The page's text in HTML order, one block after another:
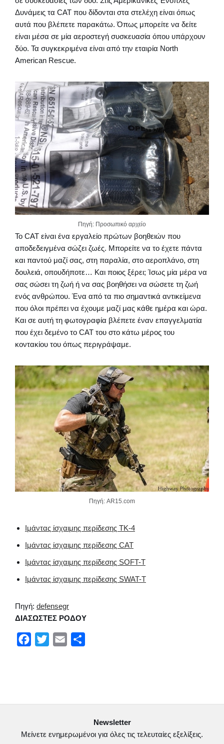
Δυνάμεις τα CAT που δίδονται στα στελέχη είναι όπως
αυτά που βλέπετε παρακάτω. Όπως μπορείτε να δείτε
είναι μέσα σε μία αεροστεγή συσκευασία όπου υπάρχουν
δύο. Τα συγκεκριμένα είναι από την εταιρία North
American Rescue.
Πηγή: Προσωπικό αρχείο
Το CAT είναι ένα εργαλείο πρώτων βοηθειών που
αποδεδειγμένα σώζει ζωές. Μπορείτε να το έχετε πάντα
και παντού μαζί σας, στη παραλία, στο αεροπλάνο, στη
δουλειά, οπουδήποτε… Και ποιος ξέρει; Ίσως μία μέρα να
σας σώσει τη ζωή ή να σας βοηθήσει να σώσετε τη ζωή
ενός ανθρώπου. Ένα από τα πιο σημαντικά αντικείμενα
που όλοι πρέπει να έχουμε μαζί μας κάθε ημέρα και ώρα.
Και σε αυτή τη φωτογραφία βλέπετε έναν επαγγελματία
που έχει δεμένο το CAT του στο κάτω μέρος του
κοντακίου του όπως περιγράψαμε.
Πηγή: AR15.com
Ιμάντας ίσχαιμης περίδεσης TK-4
Ιμάντας ίσχαιμης περίδεσης CAT
Ιμάντας ίσχαιμης περίδεσης SOFT-T
Ιμάντας ίσχαιμης περίδεσης SWAT-T
Πηγή: defensegr
ΔΙΑΣΩΣΤΕΣ ΡΟΔΟΥ
k
ε
Newsletter
Μείνετε ενημερωμένοι για όλες τις τελευταίες εξελίξεις.